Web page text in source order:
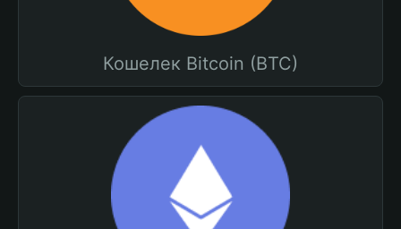
Кошелек Bitcoin (BTC)